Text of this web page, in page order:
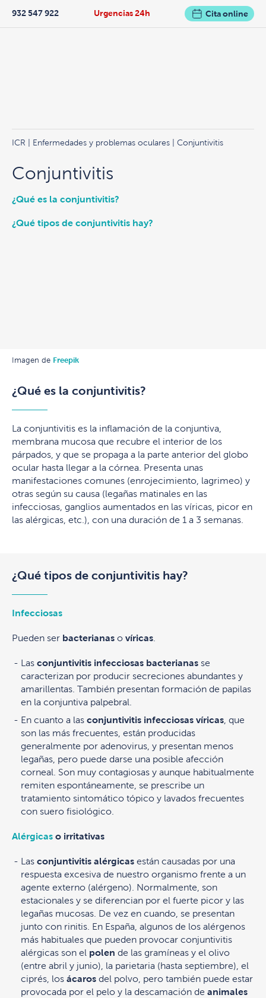
Urgencias 24h
932 547 922 Cita online
ICR Enfermedades y problemas oculares | Conjuntivitis
Conjuntivitis
¿Qué es la conjuntivitis?
¿Qué tipos de conjuntivitis hay?
Imagen de Freepik
¿Qué es la conjuntivitis?
La conjuntivitis es la inflamación de la conjuntiva,
membrana mucosa que recubre el interior de los
párpados, y que se propaga a la parte anterior del globo
ocular hasta llegar a la córnea. Presenta unas
manifestaciones comunes (enrojecimiento, lagrimeo) y
otras según su causa (legañas matinales en las
infecciosas, ganglios aumentados en las víricas, picor en
las alérgicas, etc.), con una duración de 1 a 3 semanas.
¿Qué tipos de conjuntivitis hay?
Infecciosas
Pueden ser bacterianas o víricas
Las conjuntivitis infecciosas bacterianas se
caracterizan por producir secreciones abundantes y
amarillentas. También presentan formación de papilas
en la conjuntiva palpebral.
En cuanto a las conjuntivitis infecciosas víricas , que
son las más frecuentes, están producidas
generalmente por adenovirus, y presentan menos
legañas, pero puede darse una posible afección
corneal. Son muy contagiosas y aunque habitualmente
remiten espontáneamente, se prescribe un
tratamiento sintomático tópico y lavados frecuentes
con suero fisiológico.
Alérgicas o irritativas
Las conjuntivitis alérgicas están causadas por una
respuesta excesiva de nuestro organismo frente a un
agente externo (alérgeno). Normalmente, son
estacionales y se diferencian por el fuerte picor y las
legañas mucosas. De vez en cuando, se presentan
junto con rinitis. En España, algunos de los alérgenos
más habituales que pueden provocar conjuntivitis
alérgicas son el polen de las gramíneas y el olivo
(entre abril y junio), la parietaria (hasta septiembre), el
ciprés, los ácaros del polvo, pero también puede estar
provocada por el pelo y la descamación de animales